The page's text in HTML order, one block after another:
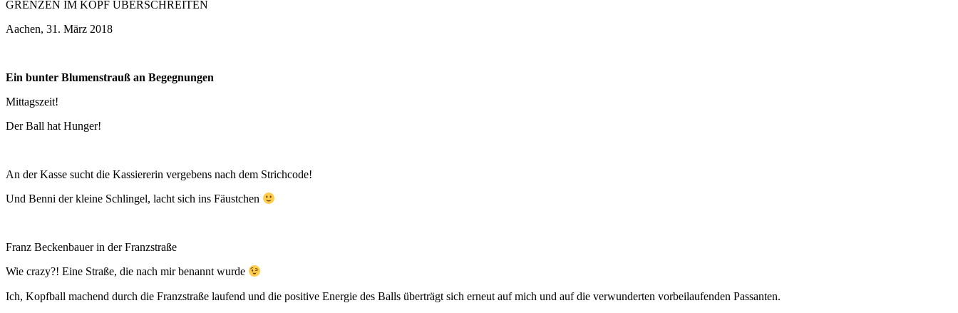
GRENZEN IM KOPF ÜBERSCHREITEN
Aachen, 31. März 2018
Ein bunter Blumenstrauß an Begegnungen
Mittagszeit!
Der Ball hat Hunger!
An der Kasse sucht die Kassiererin vergebens nach dem Strichcode!
Und Benni der kleine Schlingel, lacht sich ins Fäustchen
Franz Beckenbauer in der Franzstraße
Wie crazy?! Eine Straße, die nach mir benannt wurde
Ich, Kopfball machend durch die Franzstraße laufend und die positive Energie des Balls überträgt sich erneut auf mich und auf die verwunderten vorbeilaufenden Passanten.